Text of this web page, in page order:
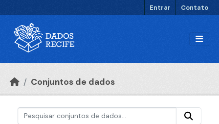
Entrar Contato
Conjuntos de dados